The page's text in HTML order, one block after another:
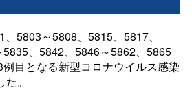
5803～5808、5815、5817、
、5842、5846～5862、5865
目となる新型コロナウイルス感染
。